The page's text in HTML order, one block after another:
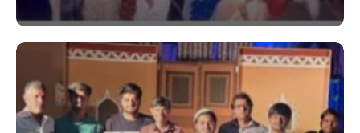
12 April 2026